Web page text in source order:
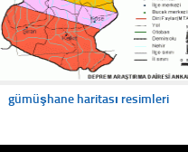
gümüşhane haritası resimleri